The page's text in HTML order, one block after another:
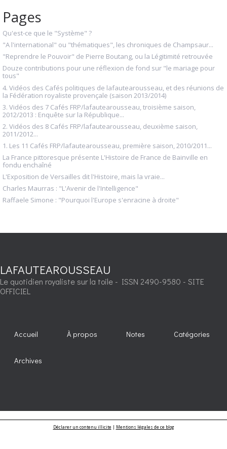
Pages
Qu'est-ce que le "Système" ?
"A l'international" ou "thématiques", les chroniques de Champsaur...
"Reprendre le Pouvoir" de Pierre Boutang, ou la Légitimité retrouvée
Douze contributions pour une réflexion de fond sur "le mariage pour
tous"
4. Vidéos des Cafés politiques de lafautearousseau, et des réunions de
la Fédération royaliste provençale (saison 2013/2014)
3. Vidéos des 7 Cafés FRP/lafautearousseau, troisième saison,
2012/2013 : Enquête sur la République...
2. Vidéos des 8 Cafés FRP/lafautearousseau, deuxième saison,
2011/2012...
1. Les 11 Cafés FRP/lafautearousseau, première saison, 2010/2011...
La France pittoresque présente L'Histoire de France de Bainville en
fondu enchaîné
L'Exposition de Versailles dit l'Histoire, mais la vraie...
Charles Maurras : "L'Avenir de l'Intelligence"
Raffaele Simone : "Pourquoi l'Europe s'enracine à droite"
LAFAUTEAROUSSEAU
Le quotidien royaliste sur la toile - ISSN 2490-9580 - SITE
OFFICIEL
Accueil À propos Notes Catégories
Archives
Déclarer un contenu illicite| Mentions légales de ce blog